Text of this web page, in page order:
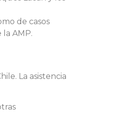
de casos
AMP.
La asistencia